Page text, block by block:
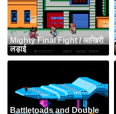
Mighty Final Fight / आखिरी
लड़ाई
Battletoads and Double